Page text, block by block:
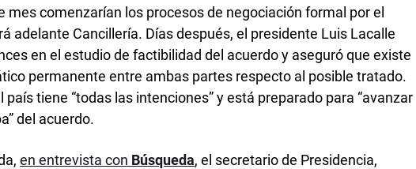
mes comenzarían los procesos de negociación formal por el
adelante Cancillería. Días después, el presidente Luis Lacalle
en el estudio de factibilidad del acuerdo y aseguró que existe
permanente entre ambas partes respecto al posible tratado.
país tiene “todas las intenciones” y está preparado para “avanzar
del acuerdo.
en entrevista con Búsqueda, el secretario de Presidencia,